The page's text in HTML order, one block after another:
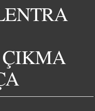
ÇIKMA YEDEK